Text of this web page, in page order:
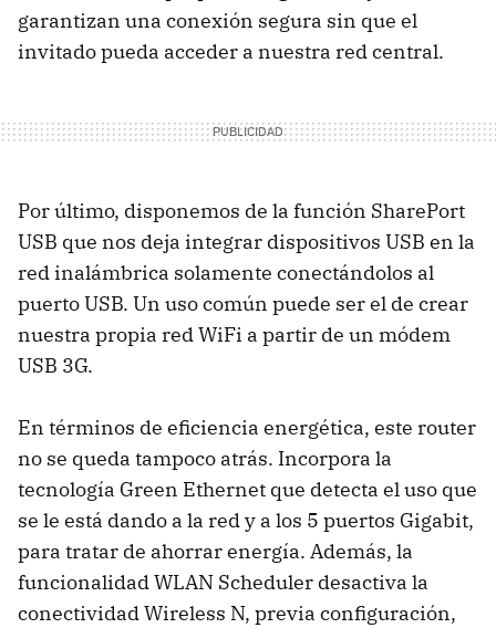
garantizan una conexión segura sin que el
invitado pueda acceder a nuestra red central.
Por último, disponemos de la función SharePort
USB que nos deja integrar dispositivos USB en la
red inalámbrica solamente conectándolos al
puertoUSB. Un uso común puede ser el de crear
nuestra propia red WiFi a partir de un módem
USB 3G.
En términos de eficiencia energética, este router
no se queda tampoco atrás. Incorpora la
tecnología Green Ethernet que detecta el uso que
se le está dando a la red y a los 5 puertos Gigabit,
para tratar de ahorrar energía. Además, la
funcionalidadWLAN Scheduler desactiva la
conectividad Wireless N, previa configuración,